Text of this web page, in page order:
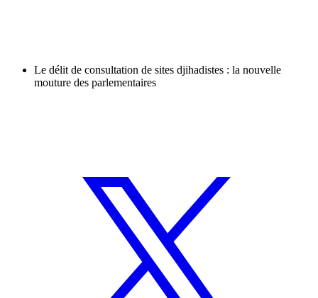
Le délit de consultation de sites djihadistes : la nouvelle
mouture des parlementaires